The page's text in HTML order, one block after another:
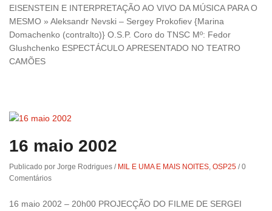
EISENSTEIN E INTERPRETAÇÃO AO VIVO DA MÚSICA PARA O
MESMO » Aleksandr Nevski – Sergey Prokofiev {Marina
Domachenko (contralto)} O.S.P. Coro do TNSC Mº: Fedor
Glushchenko ESPECTÁCULO APRESENTADO NO TEATRO
CAMÕES
16 maio 2002
Publicado por Jorge Rodrigues / MIL E UMA E MAIS NOITES, OSP25 /0
Comentários
16 maio 2002 – 20h00 PROJECÇÃO DO FILME DE SERGEI